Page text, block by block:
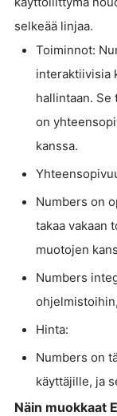
selkeää linjaa.
Toiminnot:
interaktiivisia
hallintaan. Se
on
kanssa.
Numbers on
takaa vakaan
muotojen
Numbers
Hinta:
Numbers on
käyttäjille, ja
Näin muokkaat